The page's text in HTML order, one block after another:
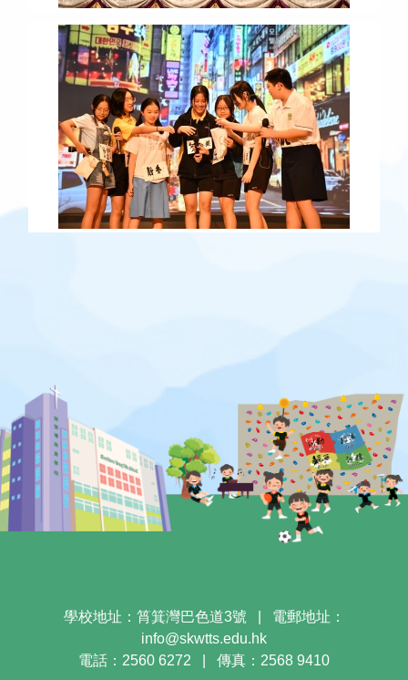
學校地址：筲箕灣巴色道3號
電郵地址：
info@skwtts.edu.hk
電話：2560 6272
傳真：2568 9410